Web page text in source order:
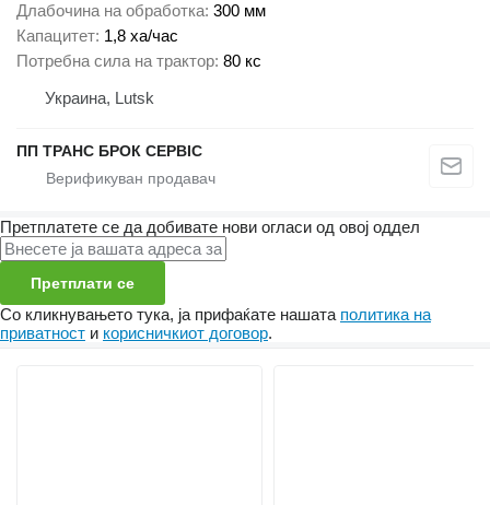
Длабочина на обработка 300 мм
Капацитет 1,8 ха/час
Потребна сила на трактор 80 кс
Украина, Lutsk
ПП ТРАНС БРОК СЕРВІС
Претплатете се да добивате нови огласи од овој оддел
Претплати се
Со кликнувањето тука, ја прифаќате нашата политика на
приватност и корисничкиот договор.